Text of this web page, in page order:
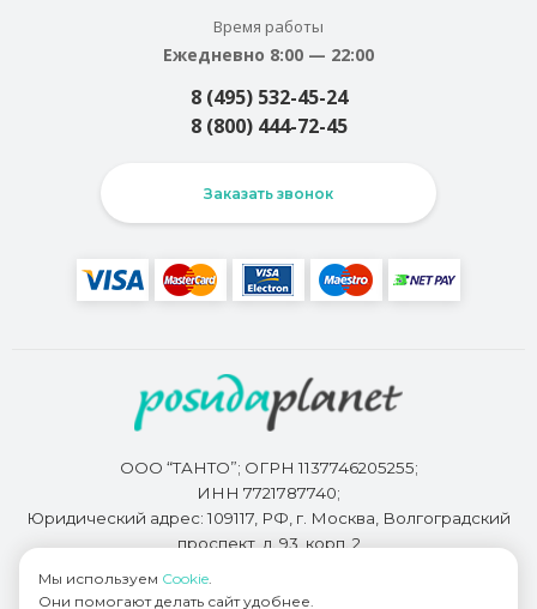
Время работы
Ежедневно 8:00 — 22:00
8 (495) 532-45-24
8 (800) 444-72-45
Заказать звонок
ООО “ТАНТО”; ОГРН 1137746205255;
ИНН 7721787740;
Юридический адрес: 109117, РФ, г. Москва, Волгоградский
проспект, д. 93, корп. 2
Разработкой сайта занимается
Мы используем Cookie.
Они помогают делать сайт удобнее.